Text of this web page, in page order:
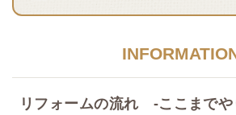
リフォームの流れ -ここまでや